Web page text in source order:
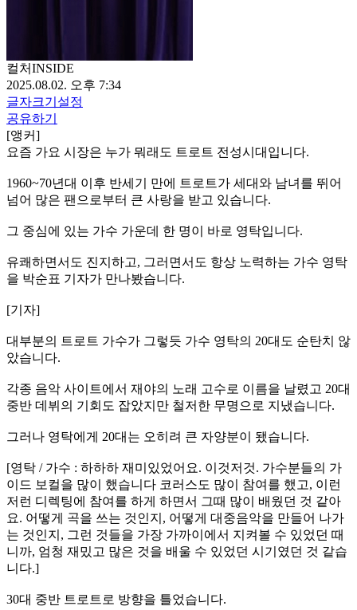
컬처INSIDE
2025.08.02. 오후 7:34
글자크기설정
공유하기
[앵커]
요즘 가요 시장은 누가 뭐래도 트로트 전성시대입니다.
1960~70년대 이후 반세기 만에 트로트가 세대와 남녀를 뛰어
넘어 많은 팬으로부터 큰 사랑을 받고 있습니다.
그 중심에 있는 가수 가운데 한 명이 바로 영탁입니다.
유쾌하면서도 진지하고, 그러면서도 항상 노력하는 가수 영탁
을 박순표 기자가 만나봤습니다.
[기자]
대부분의 트로트 가수가 그렇듯 가수 영탁의 20대도 순탄치 않
았습니다.
각종 음악 사이트에서 재야의 노래 고수로 이름을 날렸고 20대
중반 데뷔의 기회도 잡았지만 철저한 무명으로 지냈습니다.
그러나 영탁에게 20대는 오히려 큰 자양분이 됐습니다.
[영탁 / 가수 : 하하하 재미있었어요. 이것저것. 가수분들의 가
이드 보컬을 많이 했습니다 코러스도 많이 참여를 했고, 이런
저런 디렉팅에 참여를 하게 하면서 그때 많이 배웠던 것 같아
요. 어떻게 곡을 쓰는 것인지, 어떻게 대중음악을 만들어 나가
는 것인지, 그런 것들을 가장 가까이에서 지켜볼 수 있었던 때
니까, 엄청 재밌고 많은 것을 배울 수 있었던 시기였던 것 같습
니다.]
30대 중반 트로트로 방향을 틀었습니다.